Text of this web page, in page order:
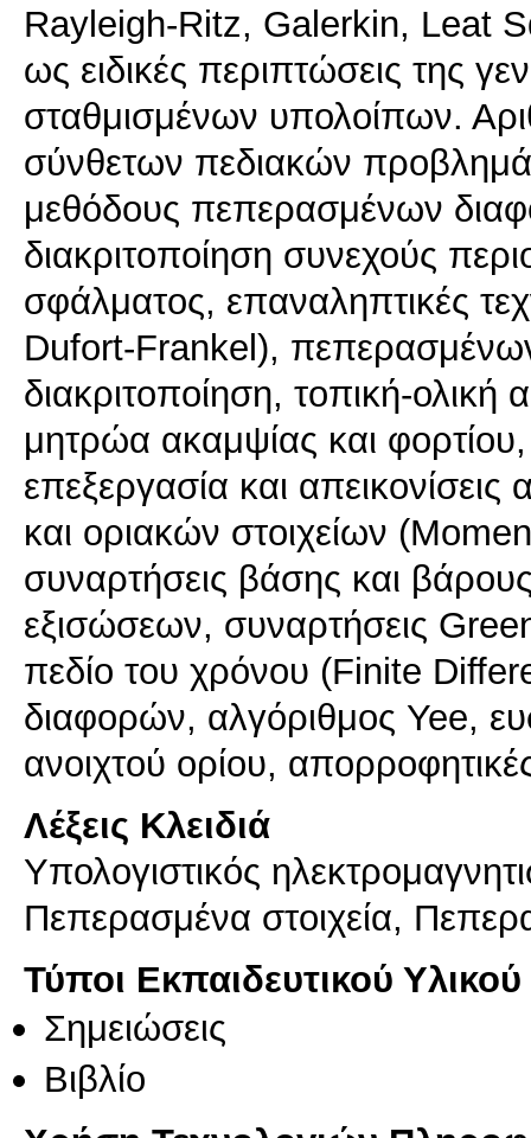
Rayleigh-Ritz, Galerkin, Leat
ως ειδικές περιπτώσεις της
σταθμισμένων υπολοίπων.
σύνθετων πεδιακών
μεθόδους πεπερασμένων
διακριτοποίηση συνεχούς
σφάλματος, επαναληπτικές
Dufort-Frankel),
διακριτοποίηση, τοπική-
μητρώα ακαμψίας και
επεξεργασία και
και οριακών στοιχείων
συναρτήσεις βάσης και
εξισώσεων, συναρτήσεις
πεδίο του χρόνου (Finite
διαφορών, αλγόριθμος Yee,
ανοιχτού ορίου,
Λέξεις Κλειδιά
Υπολογιστικός
Πεπερασμένα στοιχεία,
Τύποι Εκπαιδευτικού Υλικού
Σημειώσεις
Βιβλίο